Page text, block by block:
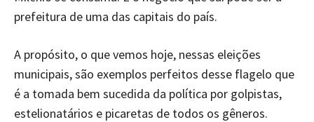
prefeitura de uma das capitais do país.
A propósito, o que vemos hoje, nessas eleições
municipais, são exemplos perfeitos desse flagelo que
é a tomada bem sucedida da política por golpistas,
estelionatários e picaretas de todos os gêneros.